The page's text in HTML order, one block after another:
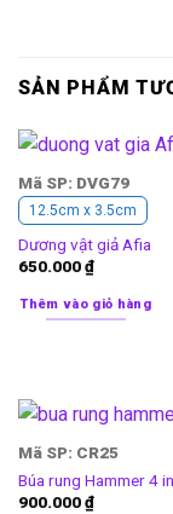
SẢN PHẨM
Mã SP: DVG79
12.5cm x 3.5cm
Dương vật giả Afia
650.000₫
Thêm vào giỏ hàng
Mã SP: CR25
Búa rung Hammer 4
900.000₫